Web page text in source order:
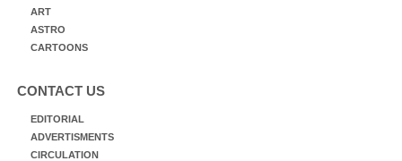
ART
ASTRO
CARTOONS
CONTACT US
EDITORIAL
ADVERTISMENTS
CIRCULATION